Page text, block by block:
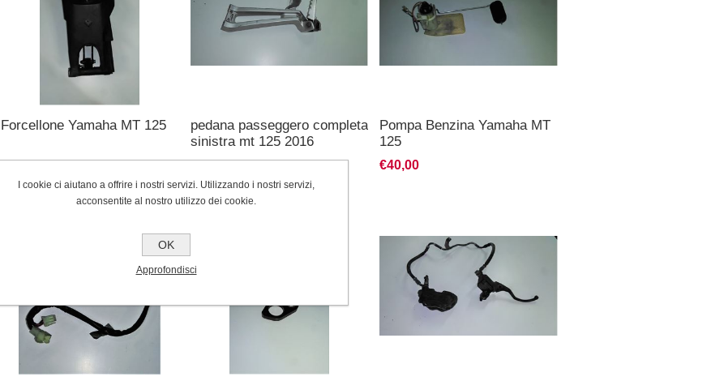
Forcellone Yamaha MT 125
€250,00
pedana passeggero completa
sinistra mt 125 2016
€40,00
Pompa Benzina Yamaha MT
125
€40,00
I cookie ci aiutano a offrire i nostri servizi. Utilizzando i nostri servizi,
acconsentite al nostro utilizzo dei cookie.
OK
Approfondisci